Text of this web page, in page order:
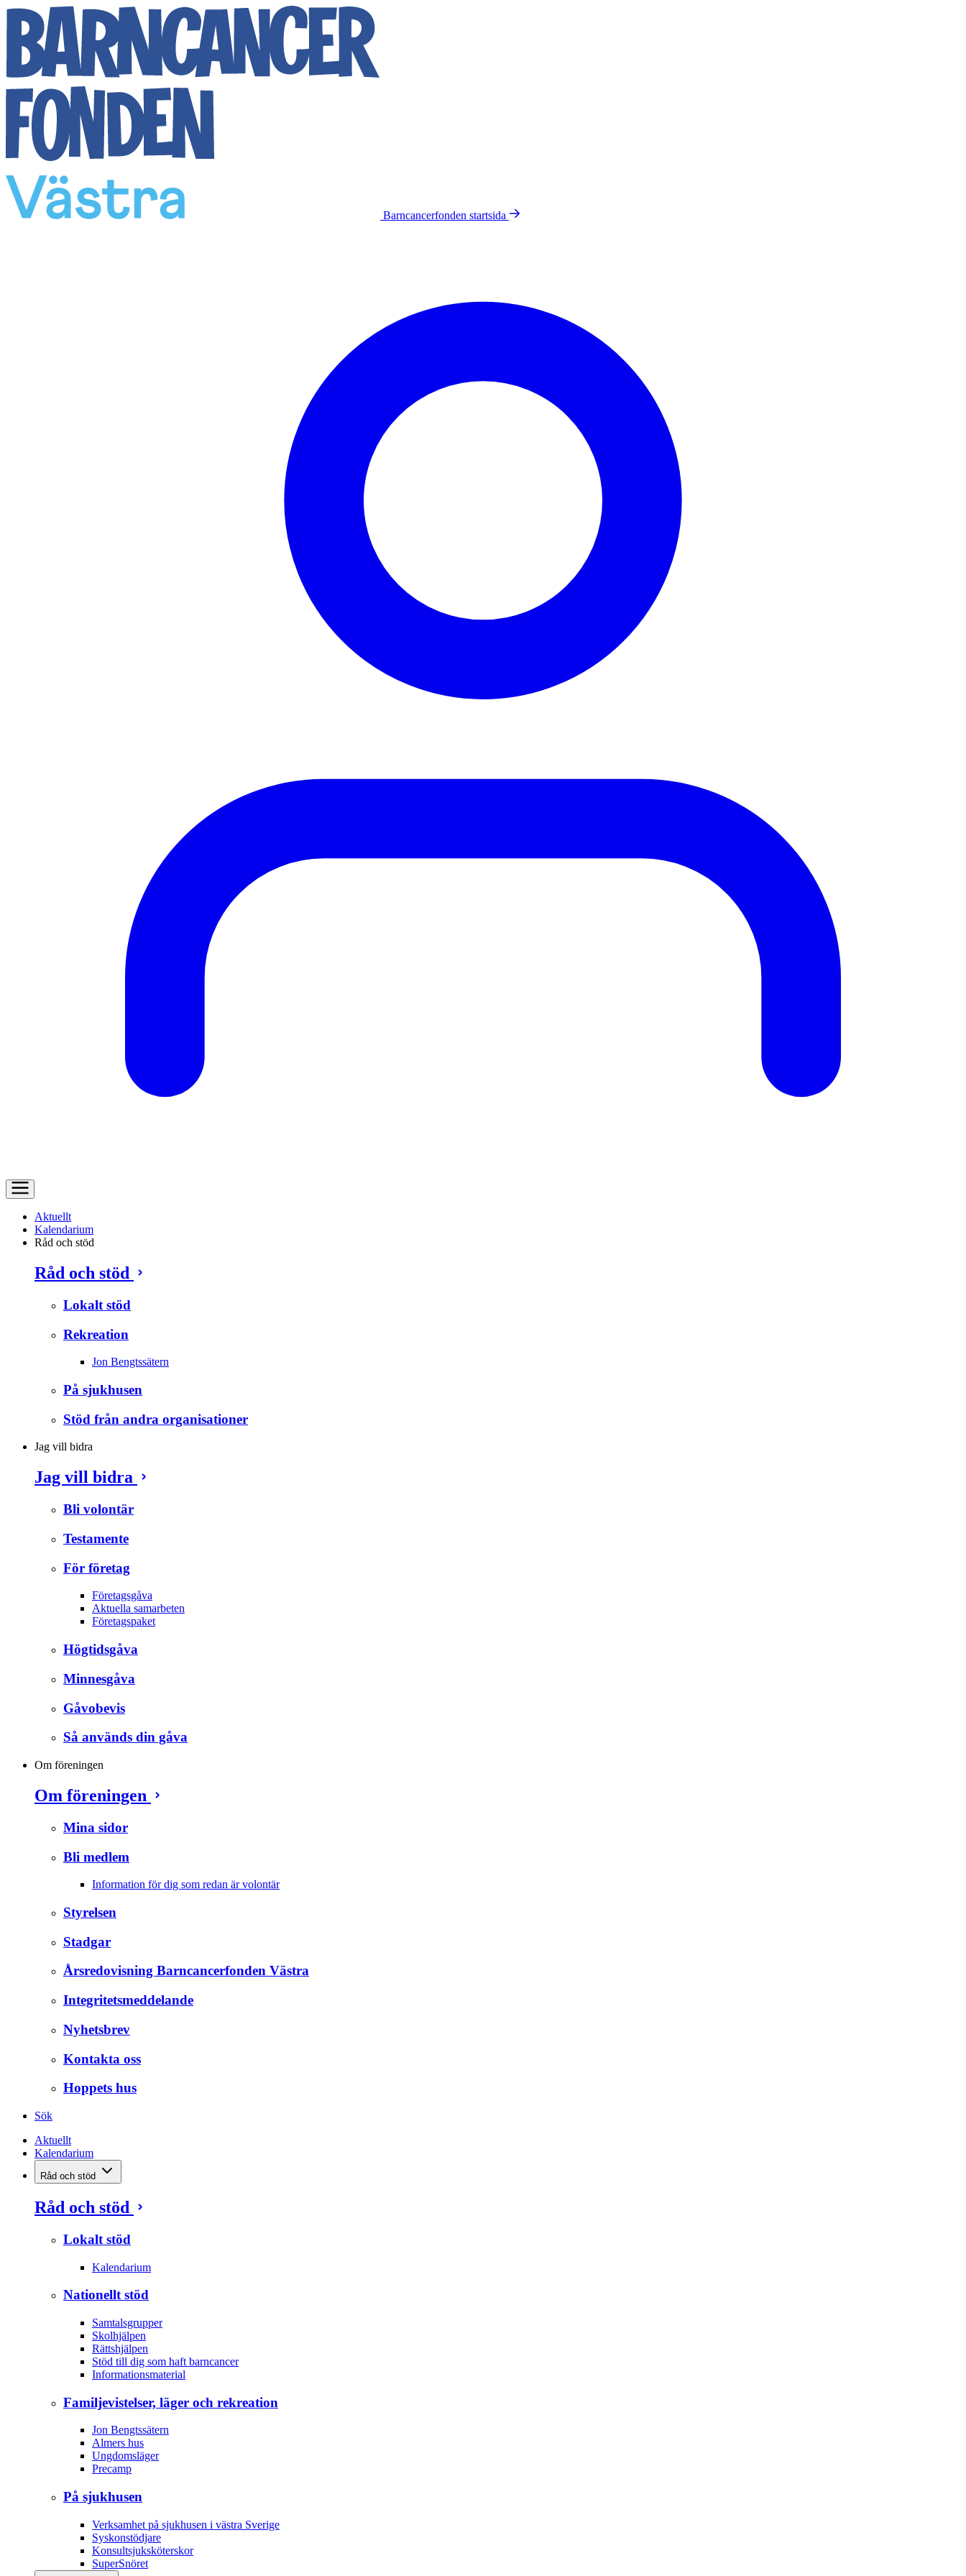
Barncancerfonden startsida
Aktuellt
Kalendarium
Råd och stöd
Råd och stöd
Lokalt stöd
Rekreation
Jon Bengtssätern
På sjukhusen
Stöd från andra organisationer
Jag vill bidra
Jag vill bidra
Bli volontär
Testamente
För företag
Företagsgåva
Aktuella samarbeten
Företagspaket
Högtidsgåva
Minnesgåva
Gåvobevis
Så används din gåva
Om föreningen
Om föreningen
Mina sidor
Bli medlem
Information för dig som redan är volontär
Styrelsen
Stadgar
Årsredovisning Barncancerfonden Västra
Integritetsmeddelande
Nyhetsbrev
Kontakta oss
Hoppets hus
Sök
Aktuellt
Kalendarium
Råd och stöd
Råd och stöd
Lokalt stöd
Kalendarium
Nationellt stöd
Samtalsgrupper
Skolhjälpen
Rättshjälpen
Stöd till dig som haft barncancer
Informationsmaterial
Familjevistelser, läger och rekreation
Jon Bengtssätern
Almers hus
Ungdomsläger
Precamp
På sjukhusen
Verksamhet på sjukhusen i västra Sverige
Syskonstödjare
Konsultsjuksköterskor
SuperSnöret